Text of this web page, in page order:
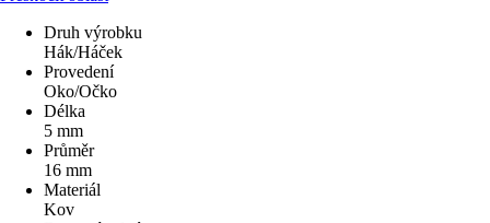
Druh výrobku
Hák/Háček
Provedení
Oko/Očko
Délka
5 mm
Průměr
16 mm
Materiál
Kov